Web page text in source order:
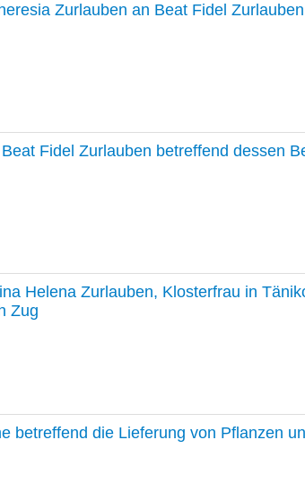
Zurlauben an Beat Fidel
Fidel Zurlauben betreffend dessen
Helena Zurlauben, Klosterfrau in
Zug
betreffend die Lieferung von Pflanzen